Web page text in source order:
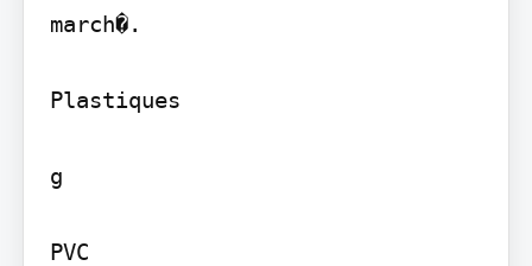
march�.
Plastiques
g
PVC